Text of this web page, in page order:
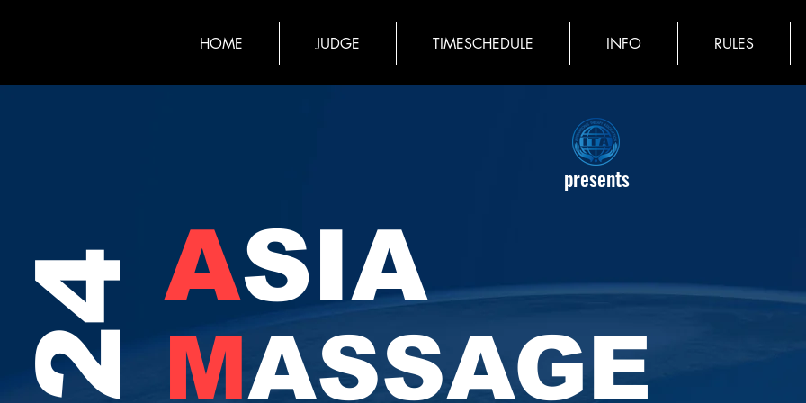
HOME JUDGE TIMESCHEDULE INFO RULES
ASIA
MASSAGE
presents